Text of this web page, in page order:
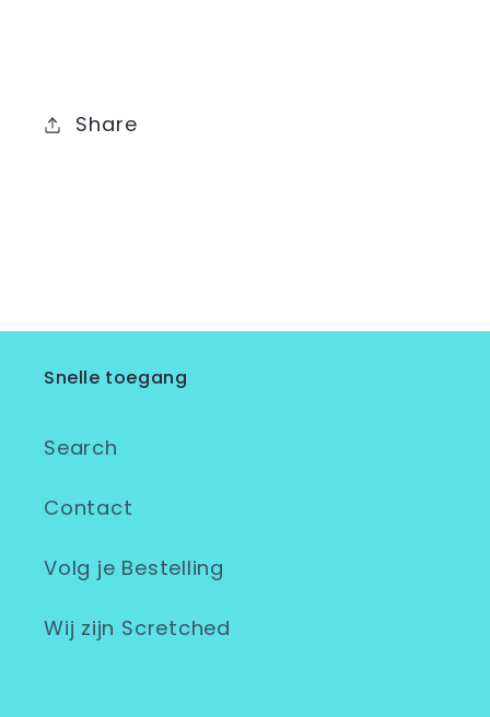
Share
Snelle toegang
Search
Contact
Volg je Bestelling
Wij zijn Scretched